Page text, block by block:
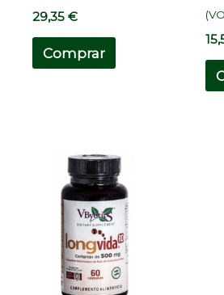
29,35€
Comprar